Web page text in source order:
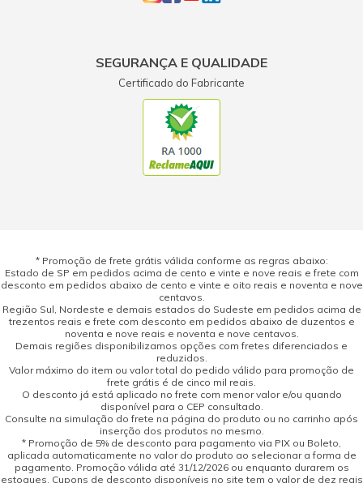
SEGURANÇA E QUALIDADE
Certificado do Fabricante
* Promoção de frete grátis válida conforme as regras abaixo:
Estado de SP em pedidos acima de cento e vinte e nove reais e frete com
desconto em pedidos abaixo de cento e vinte e oito reais e noventa e nove
centavos.
Região Sul, Nordeste e demais estados do Sudeste em pedidos acima de
trezentos reais e frete com desconto em pedidos abaixo de duzentos e
noventa e nove reais e noventa e nove centavos.
Demais regiões disponibilizamos opções com fretes diferenciados e
reduzidos.
Valor máximo do item ou valor total do pedido válido para promoção de
frete grátis é de cinco mil reais.
O desconto já está aplicado no frete com menor valor e/ou quando
disponível para o CEP consultado.
Consulte na simulação do frete na página do produto ou no carrinho após
inserção dos produtos no mesmo.
* Promoção de 5% de desconto para pagamento via PIX ou Boleto,
aplicada automaticamente no valor do produto ao selecionar a forma de
pagamento. Promoção válida até 31/12/2026 ou enquanto durarem os
estoques. Cupons de desconto disponíveis no site tem o valor de dez reais